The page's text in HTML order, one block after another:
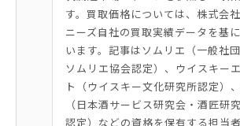
す。買取価格については、株式会
ニーズ自社の買取実績データを基
います。記事はソムリエ（一般社
ソムリエ協会認定）、ウイスキー
ト（ウイスキー文化研究所認定）
（日本酒サービス研究会・酒匠研
認定）などの資格を保有する担当